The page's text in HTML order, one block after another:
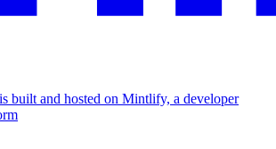
built and hosted on Mintlify, a developer